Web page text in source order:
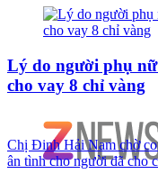
Lý do người phụ
cho vay 8 chỉ vàng
Chị Đinh Hải Nam chờ
ân tình cho người đã cho